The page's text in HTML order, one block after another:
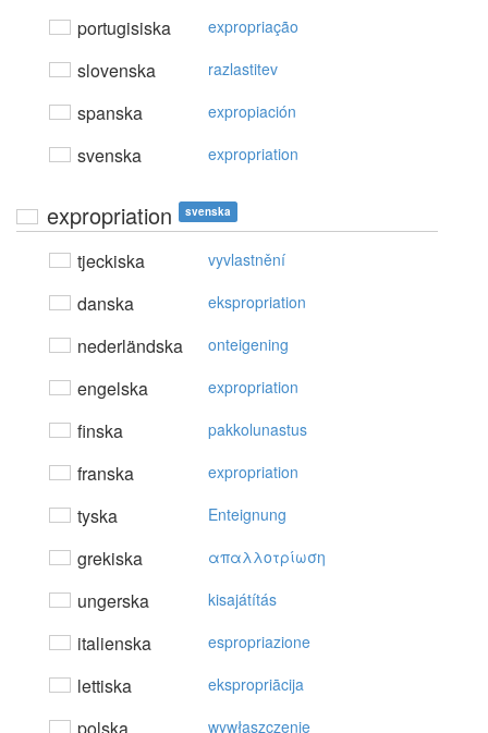
portugisiska expropriação
slovenska razlastitev
spanska expropiación
svenska expropriation
expropriation svenska
tjeckiska vyvlastnění
danska ekspropriation
nederländska onteigening
engelska expropriation
finska pakkolunastus
franska expropriation
tyska Enteignung
grekiska απαλλoτρίωση
ungerska kisajátítás
italienska espropriazione
lettiska ekspropriācija
wywłaszczenie